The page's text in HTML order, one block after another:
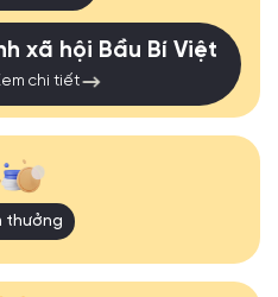
xã hội Bầu Bí Việt
chi tiết
thưởng